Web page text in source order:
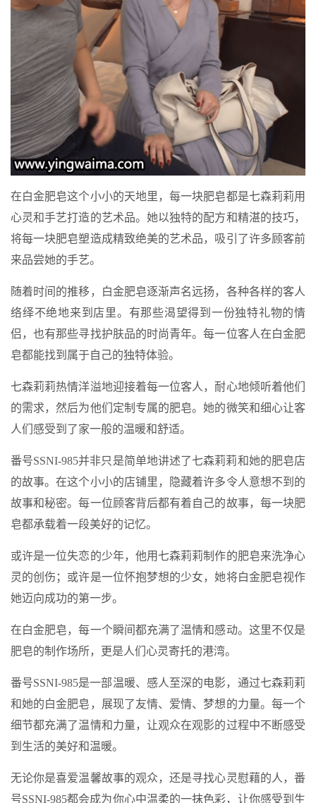
在白金肥皂这个小小的天地里，每一块肥皂都是七森莉莉用
心灵和手艺打造的艺术品。她以独特的配方和精湛的技巧，
将每一块肥皂塑造成精致绝美的艺术品，吸引了许多顾客前
来品尝她的手艺。
随着时间的推移，白金肥皂逐渐声名远扬，各种各样的客人
络绎不绝地来到店里。有那些渴望得到一份独特礼物的情
侣，也有那些寻找护肤品的时尚青年。每一位客人在白金肥
皂都能找到属于自己的独特体验。
七森莉莉热情洋溢地迎接着每一位客人，耐心地倾听着他们
的需求，然后为他们定制专属的肥皂。她的微笑和细心让客
人们感受到了家一般的温暖和舒适。
番号SSNI-985并非只是简单地讲述了七森莉莉和她的肥皂店
的故事。在这个小小的店铺里，隐藏着许多令人意想不到的
故事和秘密。每一位顾客背后都有着自己的故事，每一块肥
皂都承载着一段美好的记忆。
或许是一位失恋的少年，他用七森莉莉制作的肥皂来洗净心
灵的创伤；或许是一位怀抱梦想的少女，她将白金肥皂视作
她迈向成功的第一步。
在白金肥皂，每一个瞬间都充满了温情和感动。这里不仅是
肥皂的制作场所，更是人们心灵寄托的港湾。
番号SSNI-985是一部温暖、感人至深的电影，通过七森莉莉
和她的白金肥皂，展现了友情、爱情、梦想的力量。每一个
细节都充满了温情和力量，让观众在观影的过程中不断感受
到生活的美好和温暖。
无论你是喜爱温馨故事的观众，还是寻找心灵慰藉的人，番
号SSNI-985都会成为你心中温柔的一抹色彩，让你感受到生